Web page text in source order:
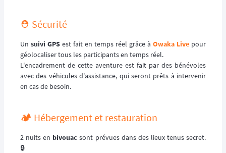
⛑️ Sécurité
Un suivi GPS est fait en temps réel grâce à Owaka Live pour
géolocaliser tous les participants en temps réel.
L'encadrement de cette aventure est fait par des bénévoles
avec des véhicules d'assistance, qui seront prêts à intervenir
en cas de besoin.
🏕️ Hébergement et restauration
2 nuits en bivouac sont prévues dans des lieux tenus secret.
🔒